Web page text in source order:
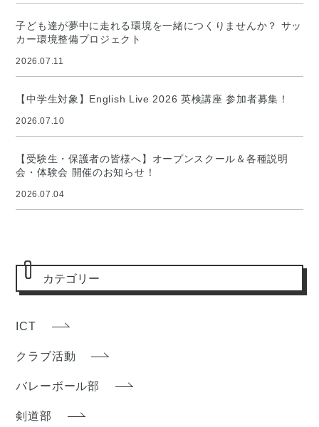
子ども達が夢中に走れる環境を一緒につくりませんか？ サッ
カー環境整備プロジェクト
2026.07.11
【中学生対象】English Live 2026 英検講座 参加者募集！
2026.07.10
【受験生・保護者の皆様へ】オープンスクール＆各種説明
会・体験会 開催のお知らせ！
2026.07.04
カテゴリー
ICT
クラブ活動
バレーボール部
剣道部